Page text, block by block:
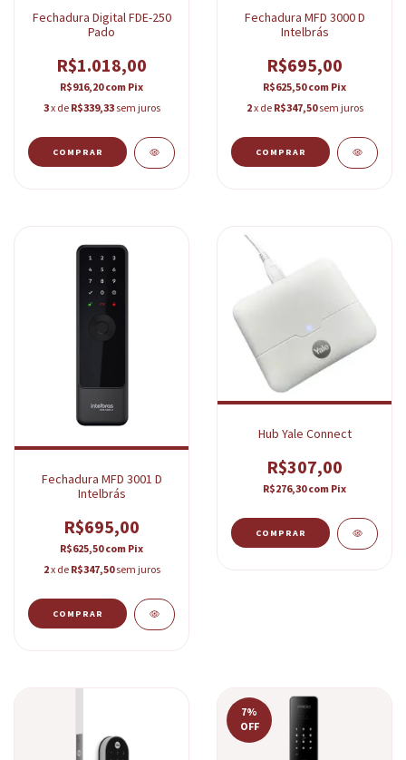
Fechadura Digital FDE-250
Pado
R$1.018,00
R$916,20com Pix
3x de R$339,33 sem juros
Fechadura MFD 3000 D
Intelbrás
R$695,00
R$625,50com Pix
2x de R$347,50 sem juros
Fechadura MFD 3001 D
Intelbrás
R$695,00
R$625,50com Pix
2x de R$347,50 sem juros
Hub Yale Connect
R$307,00
R$276,30com Pix
7%
OFF